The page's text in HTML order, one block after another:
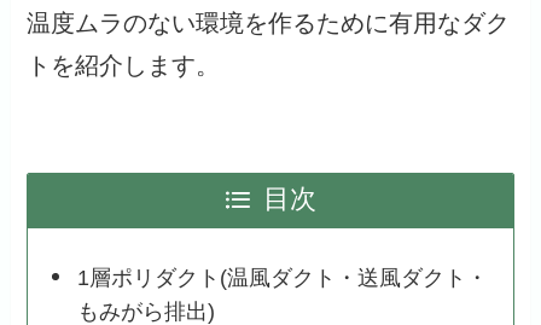
温度ムラのない環境を作るために有用なダク
トを紹介します。
目次
1層ポリダクト(温風ダクト・送風ダクト・
もみがら排出)